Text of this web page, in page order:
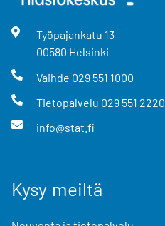
Työpajankatu 13
00580 Helsinki
Vaihde 029 551 1000
Tietopalvelu 029 551 2220
info@stat.fi
Kysy meiltä